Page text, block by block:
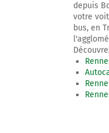
depuis
votre
bus, en